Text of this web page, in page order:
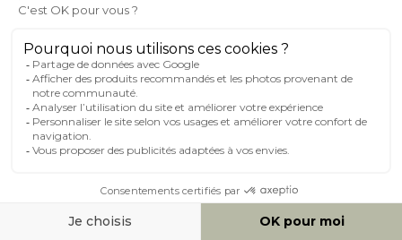
Miliboo, c'est aussi
des services uniques !